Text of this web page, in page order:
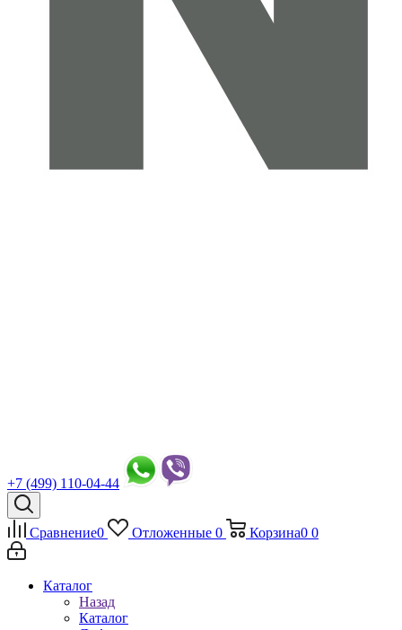
+7 (499) 110-04-44
Сравнение0 Отложенные 0 Корзина0 0
Каталог
Назад
Каталог